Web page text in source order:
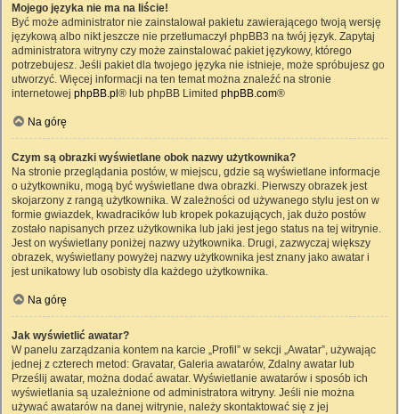
Mojego języka nie ma na liście!
Być może administrator nie zainstalował pakietu zawierającego twoją wersję
językową albo nikt jeszcze nie przetłumaczył phpBB3 na twój język. Zapytaj
administratora witryny czy może zainstalować pakiet językowy, którego
potrzebujesz. Jeśli pakiet dla twojego języka nie istnieje, może spróbujesz go
utworzyć. Więcej informacji na ten temat można znaleźć na stronie
internetowej phpBB.pl ® lub phpBB Limited phpBB.com®
Na górę
Czym są obrazki wyświetlane obok nazwy użytkownika?
Na stronie przeglądania postów, w miejscu, gdzie są wyświetlane informacje
o użytkowniku, mogą być wyświetlane dwa obrazki. Pierwszy obrazek jest
skojarzony z rangą użytkownika. W zależności od używanego stylu jest on w
formie gwiazdek, kwadracików lub kropek pokazujących, jak dużo postów
zostało napisanych przez użytkownika lub jaki jest jego status na tej witrynie.
Jest on wyświetlany poniżej nazwy użytkownika. Drugi, zazwyczaj większy
obrazek, wyświetlany powyżej nazwy użytkownika jest znany jako awatar i
jest unikatowy lub osobisty dla każdego użytkownika.
Na górę
Jak wyświetlić awatar?
W panelu zarządzania kontem na karcie „Profil” w sekcji „Awatar”, używając
jednej z czterech metod: Gravatar, Galeria awatarów, Zdalny awatar lub
Prześlij awatar, można dodać awatar. Wyświetlanie awatarów i sposób ich
wyświetlania są uzależnione od administratora witryny. Jeśli nie można
używać awatarów na danej witrynie, należy skontaktować się z jej